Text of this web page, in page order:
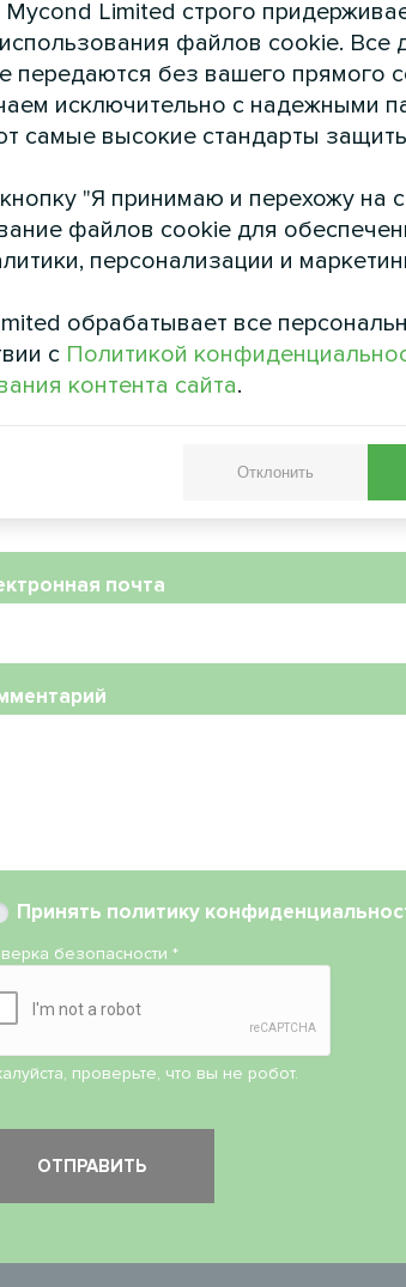
Инновации и тенденции
кондиционирования и
почта
Принять политику
безопасности*
проверьте, что вы не робот.
Limited строго
файлов cookie.
передаются без вашего прямого
исключительно с надежными
самые высокие стандарты
"Я принимаю и перехожу на
файлов cookie для
персонализации и
обрабатывает все
с Политикой
контента сайта.
Отклонить